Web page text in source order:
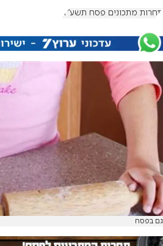
תחרות מתכונים פסח תשע"ד
גם בפסח